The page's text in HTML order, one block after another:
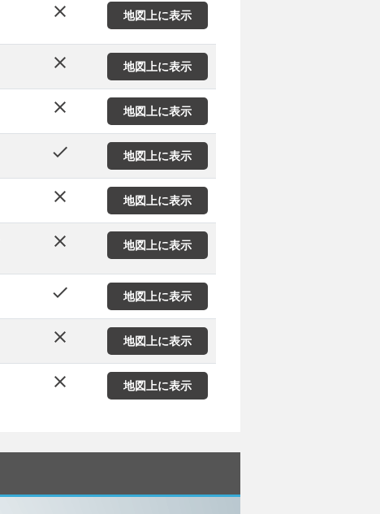
close 地図上に表示
close 地図上に表示
close 地図上に表示
done 地図上に表示
close 地図上に表示
close 地図上に表示
done 地図上に表示
close 地図上に表示
close 地図上に表示